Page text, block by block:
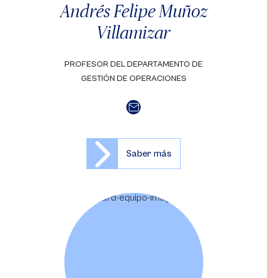
Andrés Felipe Muñoz
Villamizar
PROFESOR DEL DEPARTAMENTO DE
GESTIÓN DE OPERACIONES
Saber más